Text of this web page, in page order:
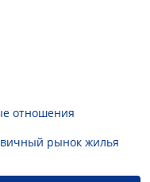
отношения
рынок жилья